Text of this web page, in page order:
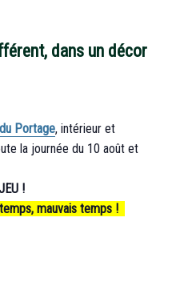
dans un décor
Portage, intérieur et
la journée du 10 août et
!
mauvais temps !